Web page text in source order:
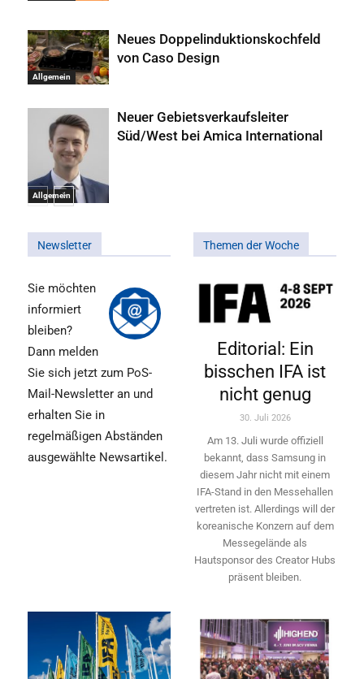
Allgemein
Neues Doppelinduktionskochfeld
von Caso Design
Allgemein
Neuer Gebietsverkaufsleiter
Süd/West bei Amica International
Newsletter
Sie möchten
informiert
bleiben?
Dann melden
Sie sich jetzt zum PoS-
Mail-Newsletter an und
erhalten Sie in
regelmäßigen Abständen
ausgewählte Newsartikel.
Themen der Woche
Editorial: Ein
bisschen IFA ist
nicht genug
30. Juli 2026
Am 13. Juli wurde offiziell
bekannt, dass Samsung in
diesem Jahr nicht mit einem
IFA-Stand in den Messehallen
vertreten ist. Allerdings will ­der
koreanische Konzern auf dem
Messegelände als
Hautsponsor des Creator Hubs
präsent bleiben.